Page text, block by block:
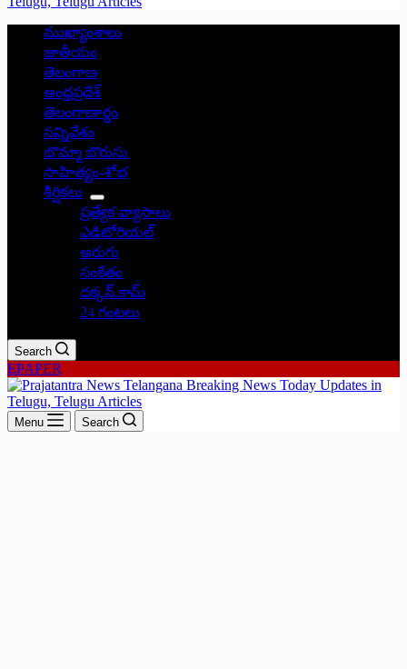
ముఖ్యాంశాలు
జాతీయం
తెలంగాణ
ఆంధ్రప్రదేశ్
తెలంగాణార్థం
సన్నివేశం
బొమ్మా బొరుసు
సాహిత్యం-శోభ
శీర్షికలు
ప్రత్యేక వ్యాసాలు
ఎడిటోరియల్
అరుగు
సంకేతం
దక్కన్.కామ్
24 గంటలు
Search
EPAPER
Menu Search